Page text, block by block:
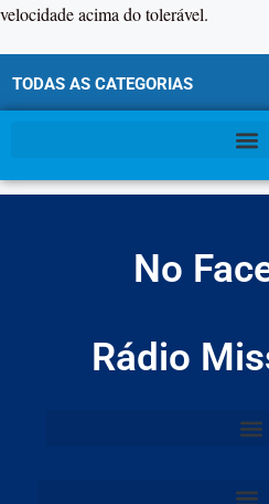
velocidade acima do tolerável.
TODAS AS CATEGORIAS
No
Rádio